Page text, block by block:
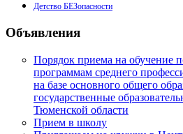
Детство БЕЗопасности
Объявления
Порядок приема на обучение
программам среднего
на базе основного общего
государственные
Тюменской области
Прием в школу